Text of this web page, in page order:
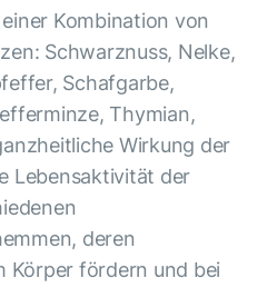
Kombination von
Schwarznuss, Nelke,
Schafgarbe,
Thymian,
Wirkung der
Lebensaktivität der
deren
Körper fördern und bei